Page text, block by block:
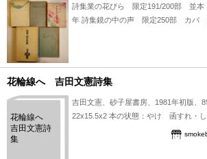
詩集業の花びら 限定191/200部 並
年 詩集鏡の中の声 限定250部 カ
1958年 詩集春の行方 初版箱美本
還 初版箱美本 思潮社 1978年 詩集
花輪線へ 吉田文憲詩集
花輪線へ
吉田文憲詩
集
吉田文憲、砂子屋書房、1981年初版、
22x15.5x2 本の状態：やけ 函すれ・